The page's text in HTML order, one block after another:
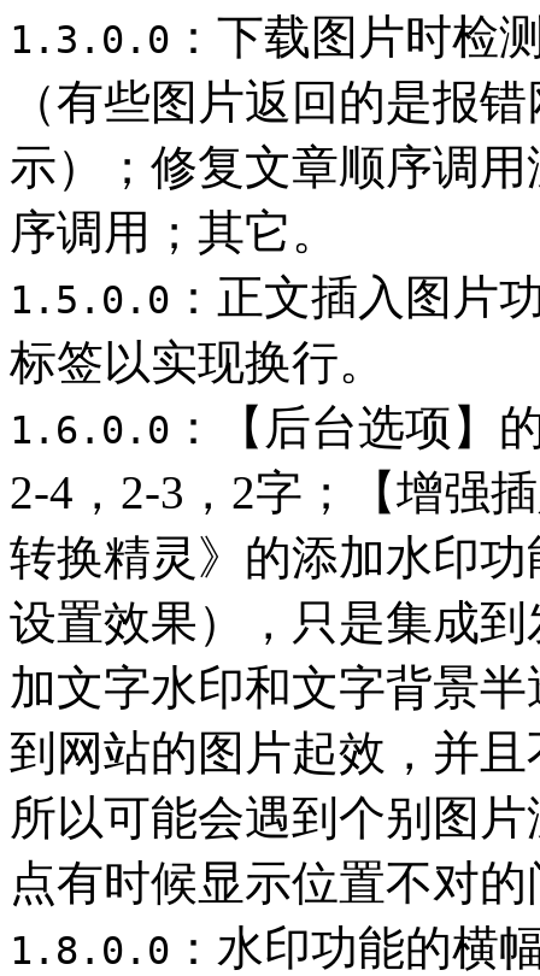
1.3.0.0 ：下载图片时检
（有些图片返回的是报
示）；修复文章顺序调
序调用；其它。
1.5.0.0 ：正文插入图片
标签以实现换行。
1.6.0.0 ：【后台选项】
2-4，2-3，2字；【增强
转换精灵》的添加水印
设置效果），只是集成
加文字水印和文字背景
到网站的图片起效，并
所以可能会遇到个别图
点有时候显示位置不对
1.8.0.0 ：水印功能的横